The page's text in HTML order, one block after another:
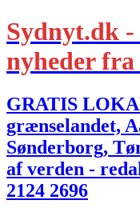
Sydnyt.dk
nyheder
GRATIS
grænselandet,
Sønderborg,
af verden -
2124 2696